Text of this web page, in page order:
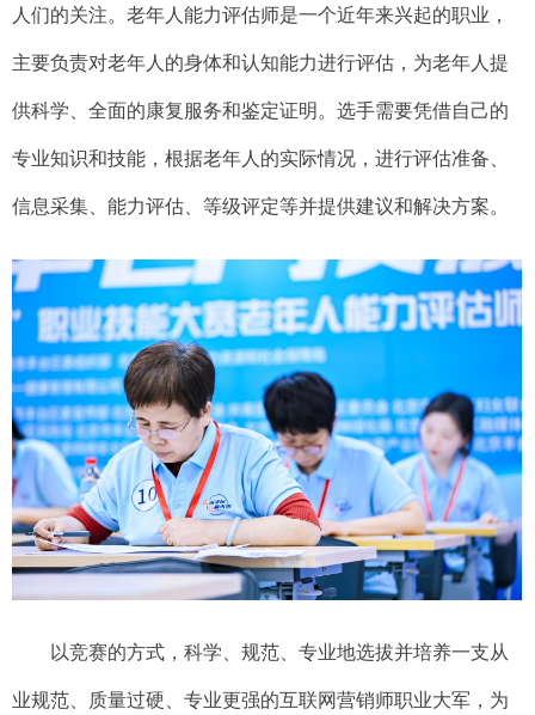
人们的关注。老年人能力评估师是一个近年来兴起的职业，
主要负责对老年人的身体和认知能力进行评估，为老年人提
供科学、全面的康复服务和鉴定证明。选手需要凭借自己的
专业知识和技能，根据老年人的实际情况，进行评估准备、
信息采集、能力评估、等级评定等并提供建议和解决方案。
以竞赛的方式，科学、规范、专业地选拔并培养一支从
业规范、质量过硬、专业更强的互联网营销师职业大军，为